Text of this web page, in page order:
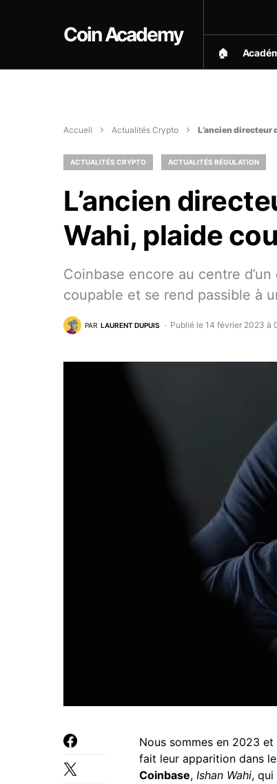
Coin Academy
🏠︎
Accueil Actualités Crypto L’ancien directeur
ACTUALITÉS CRYPTO ACTUALITÉS RÉGULATION
L’ancien
Wahi, plaide
Coinbase encore au centre
coupable et se rend passible à
PAR LAURENT DUPUIS Publié le 14 février 2023 à
Nous sommes en 2023 et
fait leur apparition dans
Coinbase, Ishan Wahi, qui